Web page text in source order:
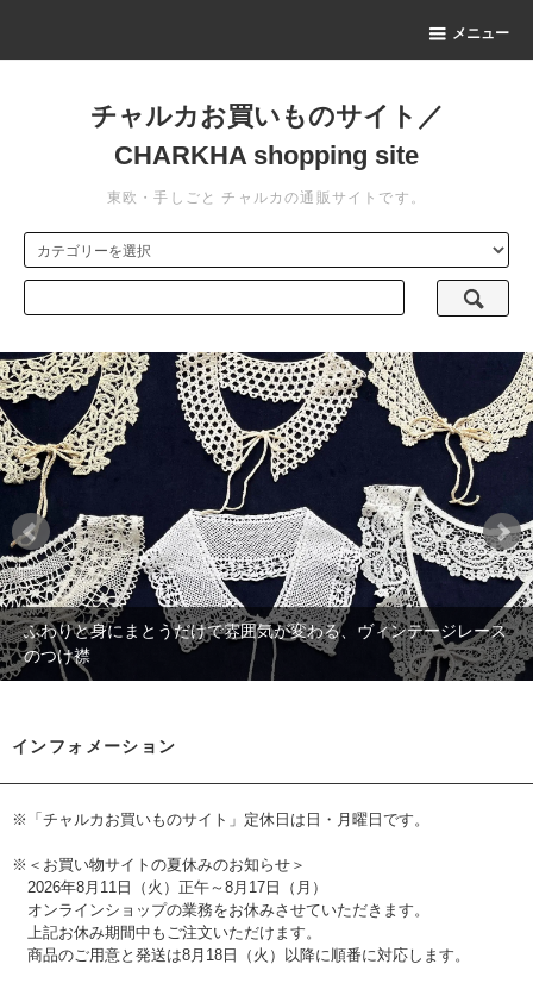
メニュー
チャルカお買いものサイト／
CHARKHA shopping site
東欧・手しごと チャルカの通販サイトです。
ふわりと身にまとうだけで雰囲気が変わる、ヴィンテージレース
のつけ襟
インフォメーション
※「チャルカお買いものサイト」定休日は日・月曜日です。
※＜お買い物サイトの夏休みのお知らせ＞
2026年8月11日（火）正午～8月17日（月）
オンラインショップの業務をお休みさせていただきます。
上記お休み期間中もご注文いただけます。
商品のご用意と発送は8月18日（火）以降に順番に対応します。